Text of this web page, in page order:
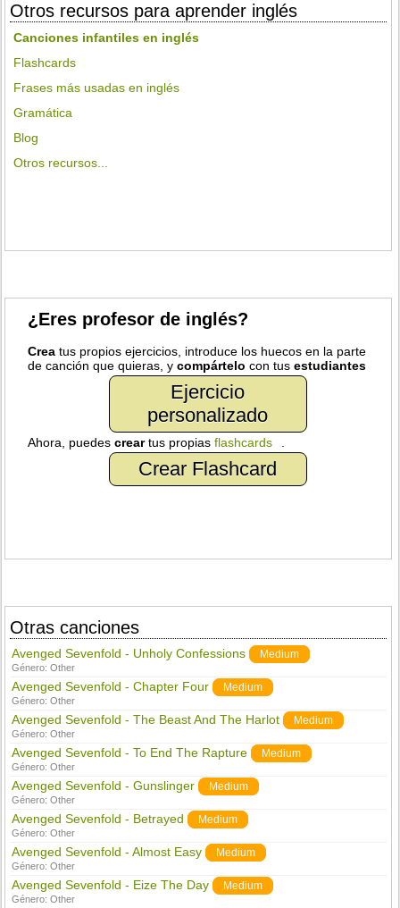
Otros recursos para aprender inglés
Canciones infantiles en inglés
Flashcards
Frases más usadas en inglés
Gramática
Blog
Otros recursos...
¿Eres profesor de inglés?
Crea tus propios ejercicios, introduce los huecos en la parte
de canción que quieras, ycompártelo con tusestudiantes
Ejercicio
personalizado
Ahora, puedescreartus propiasflashcards
Crear Flashcard
Otras canciones
Avenged Sevenfold - Unholy Confessions Medium
Género:Other
Avenged Sevenfold - Chapter Four Medium
Género:Other
Avenged Sevenfold - The Beast And The Harlot Medium
Género:Other
Avenged Sevenfold - To End The Rapture Medium
Género:Other
Avenged Sevenfold - Gunslinger Medium
Género:Other
Avenged Sevenfold - Betrayed Medium
Género:Other
Avenged Sevenfold - Almost Easy Medium
Género:Other
Avenged Sevenfold - Eize The Day Medium
Género:Other